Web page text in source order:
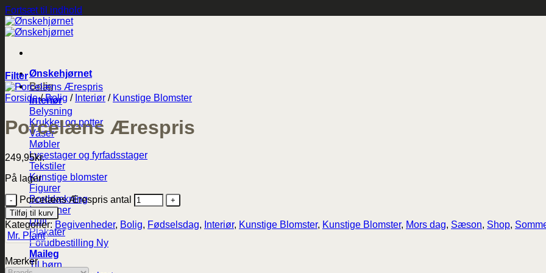
Fortsæt til indhold
Ønskehjørnet
Bolig
Interiør
Belysning
Krukker og potter
Vaser
Møbler
Lysestager og fyrfadsstager
Tekstiler
Kunstige blomster
Figurer
Borddækning
Lanterner
Duft
Plakater
Forudbestilling
Maileg
Til børn
Filter
Forside / Bolig / Interiør / Kunstige Blomster
Porcelæns Ærespris
249,95kr.
På lager
Porcelæns Ærespris antal
Tilføj til kurv
Kategorier: Begivenheder, Bolig, Fødselsdag, Interiør, Kunstige Blomster, Kunstige Blomster, Mors dag, Sæson, Shop,
Mr. Plant
Mærker